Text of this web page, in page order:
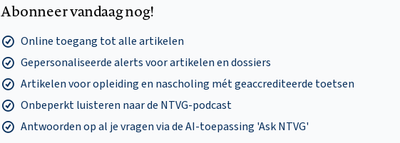
Abonneer vandaag nog!
Online toegang tot alle artikelen
Gepersonaliseerde alerts voor artikelen en dossiers
Artikelen voor opleiding en nascholing mét geaccrediteerde toetsen
Onbeperkt luisteren naar de NTVG-podcast
Antwoorden op al je vragen via de AI-toepassing 'Ask NTVG'